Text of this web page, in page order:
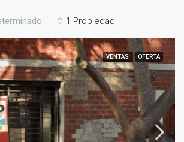
1 Propiedad
VENTAS OFERTA